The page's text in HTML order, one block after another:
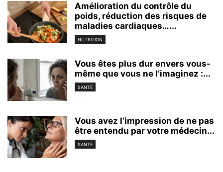
Amélioration du contrôle du
poids, réduction des risques de
maladies cardiaques…...
NUTRITION
Vous êtes plus dur envers vous-
même que vous ne l’imaginez :...
SANTÉ
Vous avez l’impression de ne pas
être entendu par votre médecin...
SANTÉ